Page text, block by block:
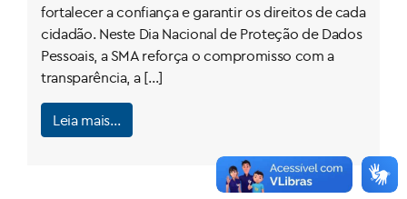
fortalecer a confiança e garantir os direitos de cada
cidadão. Neste Dia Nacional de Proteção de Dados
Pessoais, a SMA reforça o compromisso com a
transparência, a […]
Leia mais…